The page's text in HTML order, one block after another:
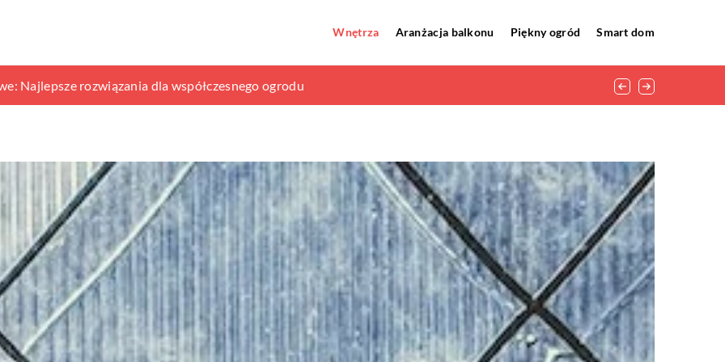
Wnętrza Aranżacja balkonu Piękny ogród Smart dom
twojej firmy – kluczowe aspekty do rozważenia
Najlepsze rozwiązania dla współczesnego ogrodu
oczyszczalnię ścieków dla swojego gospodarstwa?